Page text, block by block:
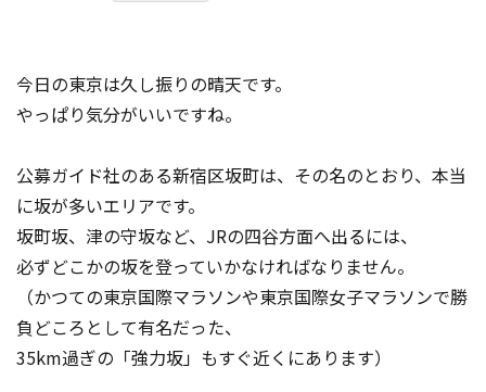
今日の東京は久し振りの晴天です。
やっぱり気分がいいですね。
公募ガイド社のある新宿区坂町は、その名のとおり、本当
に坂が多いエリアです。
坂町坂、津の守坂など、JRの四谷方面へ出るには、
必ずどこかの坂を登っていかなければなりません。
（かつての東京国際マラソンや東京国際女子マラソンで勝
負どころとして有名だった、
35km過ぎの「強力坂」もすぐ近くにあります）